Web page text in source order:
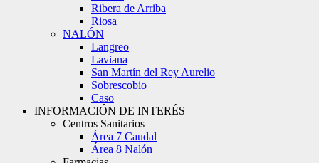
Ribera de Arriba
Riosa
NALÓN
Langreo
Laviana
San Martín del Rey Aurelio
Sobrescobio
Caso
INFORMACIÓN DE INTERÉS
Centros Sanitarios
Área 7 Caudal
Área 8 Nalón